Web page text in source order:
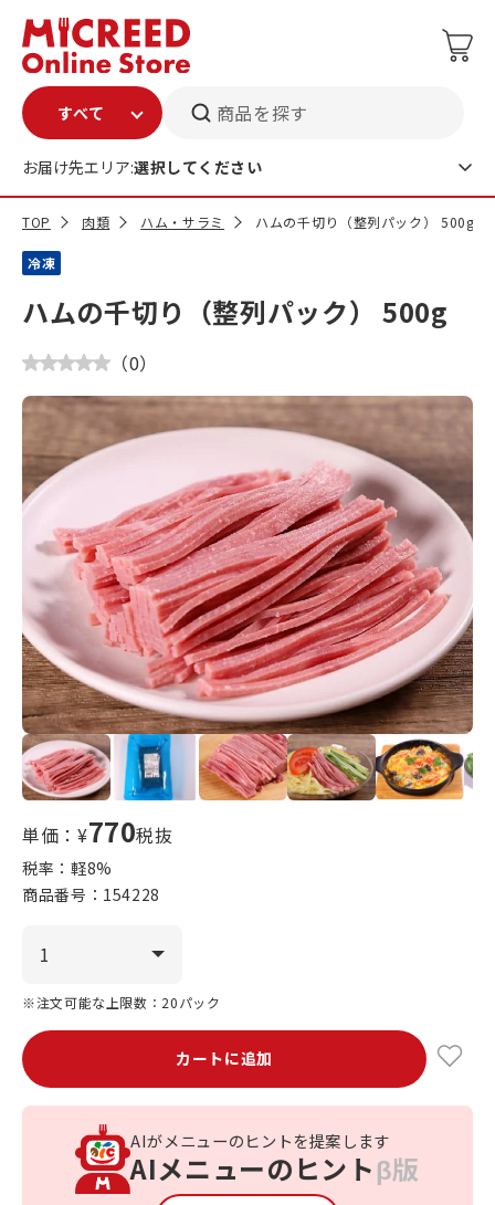
商品を探す
お届け先エリア:選択してください
TOP 肉類 ハム・サラミ ハムの千切り（整列パック） 500g
冷凍
ハムの千切り（整列パック） 500g
（0）
単価：¥770税抜
税率：軽8%
商品番号： 154228
※注文可能な上限数：20パック
カートに追加
AIがメニューのヒントを提案します
AIメニューのヒントβ版